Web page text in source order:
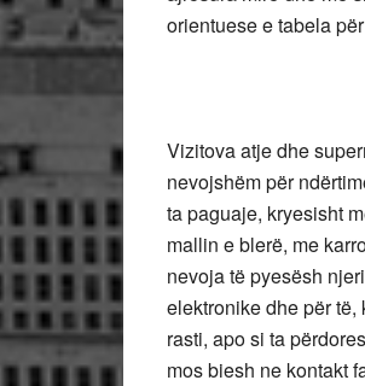
orientuese e tabela
Vizitova atje dhe
nevojshëm për
ta paguaje, kryesisht
mallin e blerë, me
nevoja të pyesësh
elektronike dhe për
rasti, apo si ta
mos biesh ne kontakt